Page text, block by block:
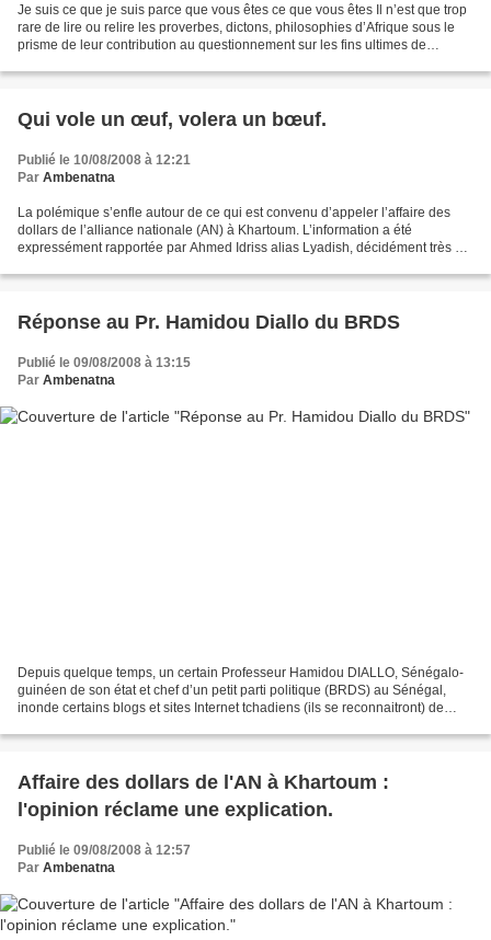
Je suis ce que je suis parce que vous êtes ce que vous êtes Il n’est que trop
rare de lire ou relire les proverbes, dictons, philosophies d’Afrique sous le
prisme de leur contribution au questionnement sur les fins ultimes de
Qui vole un œuf, volera un bœuf.
Publié le 10/08/2008 à 12:21
Par Ambenatna
La polémique s’enfle autour de ce qui est convenu d’appeler l’affaire des
dollars de l’alliance nationale (AN) à Khartoum. L’information a été
expressément rapportée par Ahmed Idriss alias Lyadish, décidément très au
Réponse au Pr. Hamidou Diallo du BRDS
Publié le 09/08/2008 à 13:15
Par Ambenatna
Depuis quelque temps, un certain Professeur Hamidou DIALLO, Sénégalo-
guinéen de son état et chef d’un petit parti politique (BRDS) au Sénégal,
inonde certains blogs et sites Internet tchadiens (ils se reconnaitront) de
Affaire des dollars de l'AN à Khartoum :
l'opinion réclame une explication.
Publié le 09/08/2008 à 12:57
Par Ambenatna